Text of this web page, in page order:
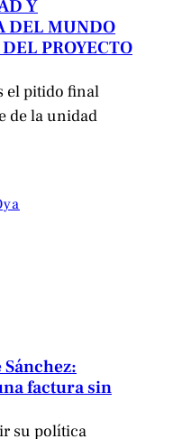
Y
DEL MUNDO
PROYECTO
el pitido final
de la unidad
factura sin
su política